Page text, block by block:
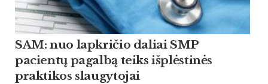
SAM: nuo lapkričio daliai SMP
pacientų pagalbą teiks išplėstinės
praktikos slaugytojai